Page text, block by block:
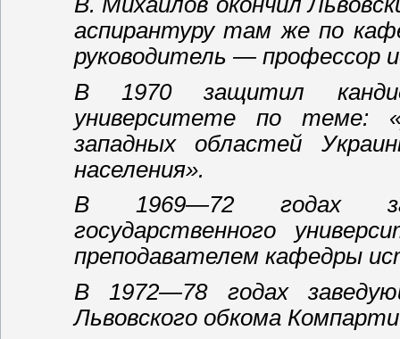
аспирантуру там же по
руководитель — профессор
В 1970 защитил
университете по теме:
западных областей
населения».
В 1969—72 годах
государственного
преподавателем кафедры
В 1972—78 годах
Львовского обкома